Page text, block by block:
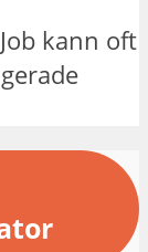
kann oft